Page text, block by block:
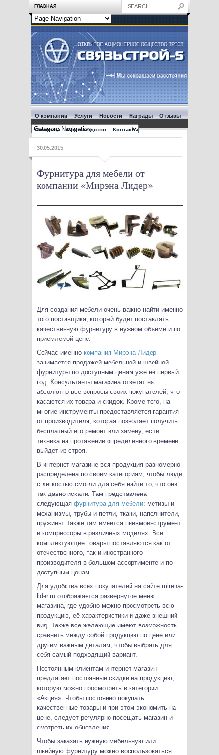
ГЛАВНАЯ
О компании Услуги Новости Награды Отзывы
Филиалы Производство Контакты
30.05.2015
Фурнитура для мебели от
компании «Мирэна-Лидер»
Для создания мебели очень важно найти именно
того поставщика, который будет поставлять
качественную фурнитуру в нужном объеме и по
приемлемой цене.
Сейчас именно компания Мирэна-Лидер
занимается продажей мебельной и швейной
фурнитуры по доступным ценам уже не первый
год. Консультанты магазина ответят на
абсолютно все вопросы своих покупателей, что
касаются их товара и скидок. Кроме того, на
многие инструменты предоставляется гарантия
от производителя, которая позволяет получить
бесплатный его ремонт или замену, если
техника на протяжении определенного времени
выйдет из строя.
В интернет-магазине вся продукция равномерно
распределена по своим категориям, чтобы люди
с легкостью смогли для себя найти то, что они
так давно искали. Там представлена
следующая фурнитура для мебели: метизы и
механизмы, трубы и петли, ткани, наполнители,
пружины. Также там имеется пневмоинструмент
и компрессоры в различных моделях. Все
комплектующие товары поставляются как от
отечественного, так и иностранного
производителя в большом ассортименте и по
доступным ценам.
Для удобства всех покупателей на сайте mirena-
lider.ru отображается развернутое меню
магазина, где удобно можно просмотреть всю
продукцию, её характеристики и даже внешний
вид. Также все желающие имеют возможность
сравнить между собой продукцию по цене или
другим важным деталям, чтобы выбрать для
себя самый подходящий вариант.
Постоянным клиентам интернет-магазин
предлагает постоянные скидки на продукцию,
которую можно просмотреть в категории
«Акция». Чтобы постоянно покупать
качественные товары и при этом экономить на
цене, следует регулярно посещать магазин и
смотреть их обновления.
Чтобы заказать нужную мебельную или
швейную фурнитуру можно воспользоваться